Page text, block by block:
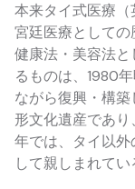
本来タイ式医療（
宮廷医療として
健康法・美容法
るものは、1980
ながら復興・構
形文化遺産であ
年では、タイ以
して親しまれてい